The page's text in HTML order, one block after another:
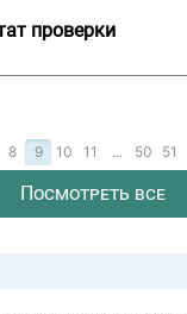
проверки
8 9 10 11 ... 50 51
Посмотреть все